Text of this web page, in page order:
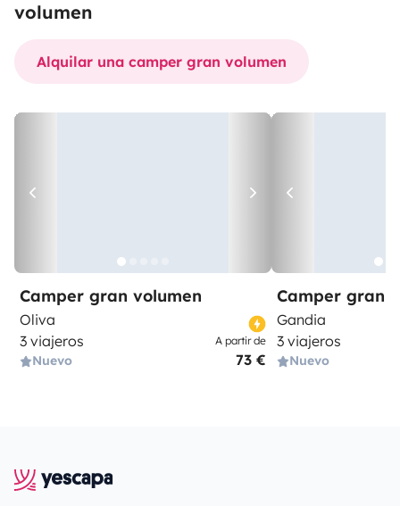
volumen
Alquilar una camper gran volumen
Camper gran volumen
Oliva
3 viajeros
Nuevo
A partir de
73 €
Camper gran
Gandia
3 viajeros
Nuevo